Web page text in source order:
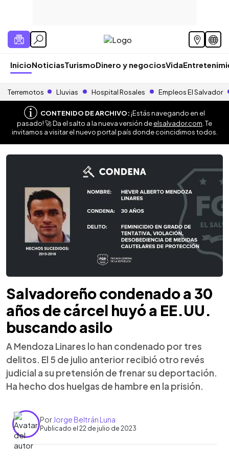
InicioNoticiasTurismoDinero y negociosVida
Terremotos Lluvias Hospital Rosales Empleos El Salvador
CONTENIDO DE ARCHIVO:¡Estás navegando en el
pasado! 🚀 Da el salto a la nueva versión deelsalvador.com . Te
invitamos a visitar el nuevo portal país donde coincidimos todos.
Salvadoreño condenado a 30
años de cárcel huyó a EE.UU.
buscando asilo
A Mendoza Linares lo han condenado por tres
delitos. El 5 de julio anterior recibió otro revés
judicial a su pretensión de frenar su deportación.
Ha hecho dos huelgas de hambre en la prisión.
Por Jorge Beltrán Luna
Publicado el 22 de julio de 2023